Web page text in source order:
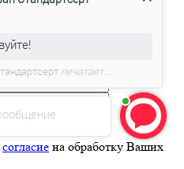
с Вами в течение 15 минут
согласие на обработку Ваших